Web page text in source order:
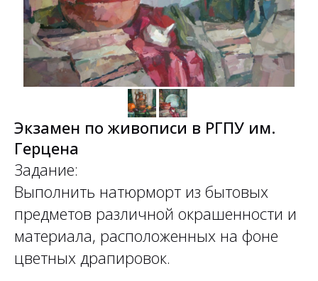
Экзамен по живописи в РГПУ им.
Герцена
Задание:
Выполнить натюрморт из бытовых
предметов различной окрашенности и
материала, расположенных на фоне
цветных драпировок.